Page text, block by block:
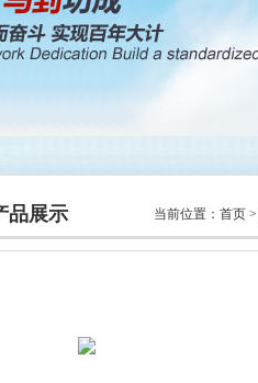
品展示 当前位置： 首页 >